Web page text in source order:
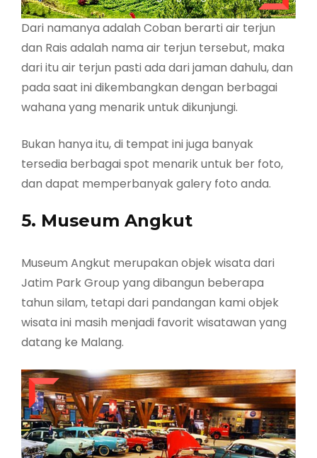
Dari namanya adalah Coban berarti air terjun
dan Rais adalah nama air terjun tersebut, maka
dari itu air terjun pasti ada dari jaman dahulu, dan
pada saat ini dikembangkan dengan berbagai
wahana yang menarik untuk dikunjungi.
Bukan hanya itu, di tempat ini juga banyak
tersedia berbagai spot menarik untuk ber foto,
dan dapat memperbanyak galery foto anda.
5. Museum Angkut
Museum Angkut merupakan objek wisata dari
Jatim Park Group yang dibangun beberapa
tahun silam, tetapi dari pandangan kami objek
wisata ini masih menjadi favorit wisatawan yang
datang ke Malang.